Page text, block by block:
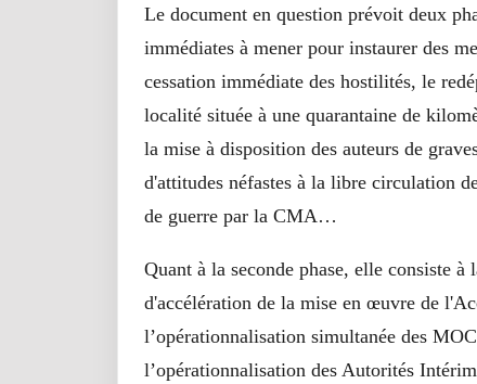
Le document en question prévoit deux
immédiates à mener pour instaurer des
cessation immédiate des hostilités, le
localité située à une quarantaine de
la mise à disposition des auteurs de
d'attitudes néfastes à la libre circulation
de guerre par la CMA…
Quant à la seconde phase, elle consiste
d'accélération de la mise en œuvre de
l’opérationnalisation simultanée des
l’opérationnalisation des Autorités